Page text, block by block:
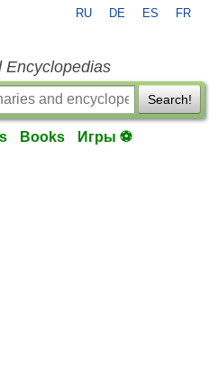
RU DE ES FR
Encyclopedias
Search!
Books Игры ⚽